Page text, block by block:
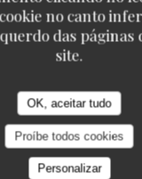
no canto
das páginas
site.
OK, aceitar tudo
Proíbe todos cookies
Personalizar
: cuisine traditionnelle et
parisienne
brasseries parisiennes
leur 100 ans.
la Brasserie Le